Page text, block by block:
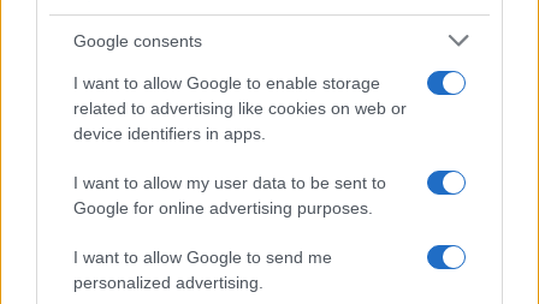
Google consents
I want to allow Google to enable storage
related to advertising like cookies on web or
device identifiers in apps.
I want to allow my user data to be sent to
Google for online advertising purposes.
I want to allow Google to send me
personalized advertising.
POVEZANO
Pijete kafu na prazan želudac?
Evo šta ona uradi vašem tijelu